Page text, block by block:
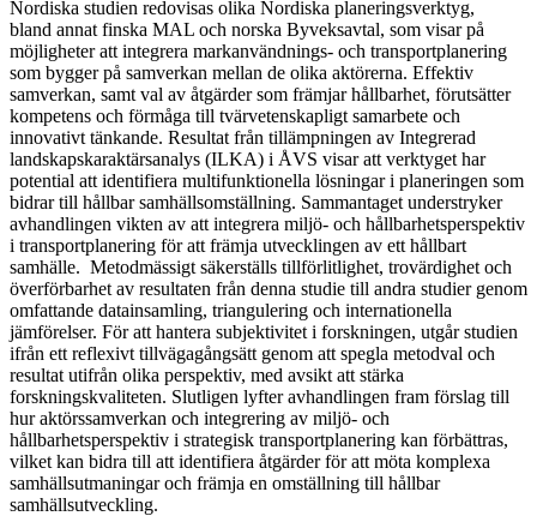
Nordiska studien redovisas olika Nordiska planeringsverktyg,
bland annat finska MAL och norska Byveksavtal, som visar på
möjligheter att integrera markanvändnings- och transportplanering
som bygger på samverkan mellan de olika aktörerna. Effektiv
samverkan, samt val av åtgärder som främjar hållbarhet, förutsätter
kompetens och förmåga till tvärvetenskapligt samarbete och
innovativt tänkande. Resultat från tillämpningen av Integrerad
landskapskaraktärsanalys (ILKA) i ÅVS visar att verktyget har
potential att identifiera multifunktionella lösningar i planeringen som
bidrar till hållbar samhällsomställning. Sammantaget understryker
avhandlingen vikten av att integrera miljö- och hållbarhetsperspektiv
i transportplanering för att främja utvecklingen av ett hållbart
samhälle. Metodmässigt säkerställs tillförlitlighet, trovärdighet och
överförbarhet av resultaten från denna studie till andra studier genom
omfattande datainsamling, triangulering och internationella
jämförelser. För att hantera subjektivitet i forskningen, utgår studien
ifrån ett reflexivt tillvägagångsätt genom att spegla metodval och
resultat utifrån olika perspektiv, med avsikt att stärka
forskningskvaliteten. Slutligen lyfter avhandlingen fram förslag till
hur aktörssamverkan och integrering av miljö- och
hållbarhetsperspektiv i strategisk transportplanering kan förbättras,
vilket kan bidra till att identifiera åtgärder för att möta komplexa
samhällsutmaningar och främja en omställning till hållbar
samhällsutveckling.